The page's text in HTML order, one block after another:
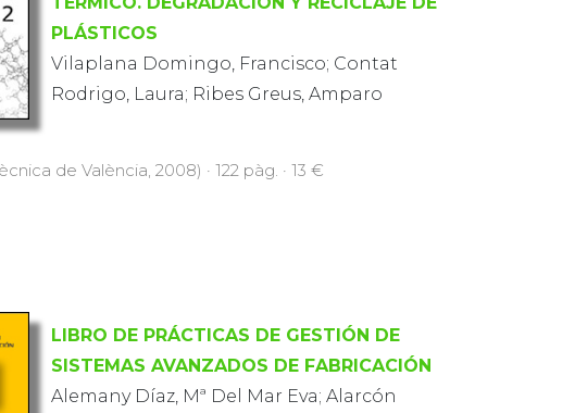
PLÁSTICOS
Vilaplana Domingo, Francisco; Contat
Rodrigo, Laura; Ribes Greus, Amparo
de València, 2008) · 122 pàg. · 13 €
LIBRO DE PRÁCTICAS DE GESTIÓN DE
SISTEMAS AVANZADOS DE FABRICACIÓN
Alemany Díaz, Mª Del Mar Eva; Alarcón